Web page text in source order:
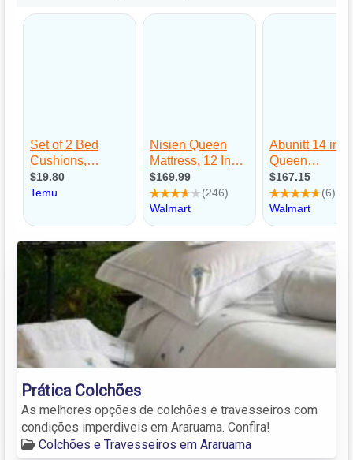
Prática Colchões
As melhores opções de colchões e travesseiros com
condições imperdiveis em Araruama. Confira!
Colchões e Travesseiros em Araruama